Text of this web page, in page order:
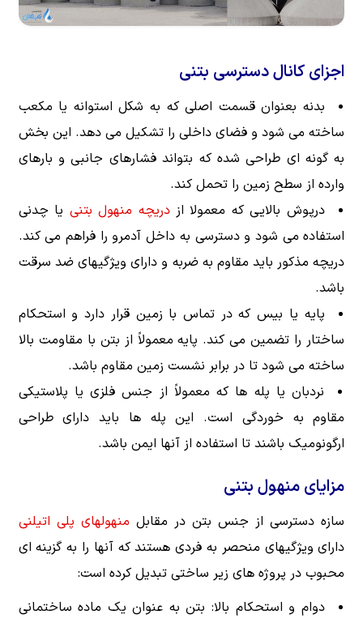
اجزای کانال دسترسی بتنی
بدنه بعنوان قسمت اصلی که به شکل استوانه یا مکعب
ساخته می شود و فضای داخلی را تشکیل می دهد. این بخش
به گونه ای طراحی شده که بتواند فشارهای جانبی و بارهای
وارده از سطح زمین را تحمل کند.
درپوش بالایی که معمولا ازدریچه منهول بتنی یا چدنی
استفاده می شود و دسترسی به داخل آدمرو را فراهم می کند.
دریچه مذکور باید مقاوم به ضربه و دارای ویژگیهای ضد سرقت
باشد.
پایه یا بیس که در تماس با زمین قرار دارد و استحکام
ساختار را تضمین می کند. پایه معمولاً از بتن با مقاومت بالا
ساخته می شود تا در برابر نشست زمین مقاوم باشد.
نردبان یا پله ها که معمولاً از جنس فلزی یا پلاستیکی
مقاوم به خوردگی است. این پله ها باید دارای طراحی
ارگونومیک باشند تا استفاده از آنها ایمن باشد.
مزایای منهول بتنی
سازه دسترسی از جنس بتن در مقابل منهولهای پلی اتیلنی
دارای ویژگیهای منحصر به فردی هستند که آنها را به گزینه ای
محبوب در پروژه های زیر ساختی تبدیل کرده است:
دوام و استحکام بالا: بتن به عنوان یک ماده ساختمانی